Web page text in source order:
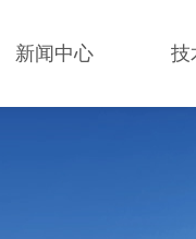
新闻中心 技